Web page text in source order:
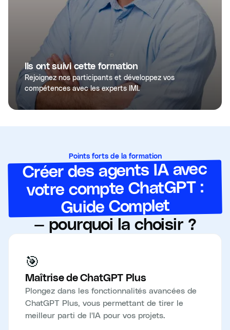
Ils ont suivi cette formation
Rejoignez nos participants et développez vos
compétences avec les experts IMI.
Points forts de la formation
Créer des agents IA avec
votre compte ChatGPT :
Guide Complet
— pourquoi la choisir ?
🎯
Maîtrise de ChatGPT Plus
Plongez dans les fonctionnalités avancées de
ChatGPT Plus, vous permettant de tirer le
meilleur parti de l'IA pour vos projets.